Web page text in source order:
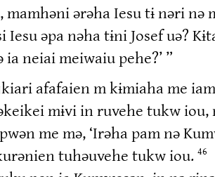
ərəha Iesu tɨ nəri nə
Iesu əpa nəha tɨni Josef uə?
neiai meiwaiu pehe?’ ”
afafaien m kɨmiaha me
mɨvi in ruvehe tukw
me mə, ‘Irəha pam nə
tuhəuvehe tukw iou. 46